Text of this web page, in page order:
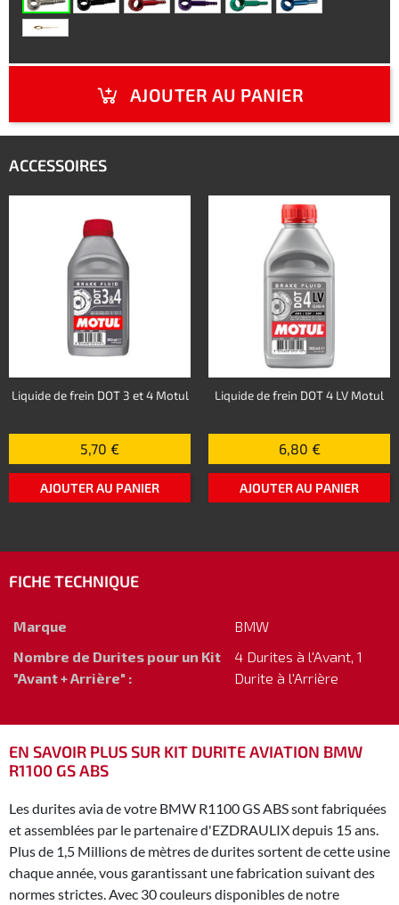
AJOUTER AU PANIER
ACCESSOIRES
Liquide de frein DOT 3 et 4 Motul
5,70 €
AJOUTER AU PANIER
Liquide de frein DOT 4 LV Motul
6,80 €
AJOUTER AU PANIER
FICHE TECHNIQUE
Marque
BMW
Nombre de Durites pour un Kit
"Avant + Arrière" :
4 Durites à l'Avant, 1
Durite à l'Arrière
EN SAVOIR PLUS SUR KIT DURITE AVIATION BMW
R1100 GS ABS
Les durites avia de votre BMW R1100 GS ABS sont fabriquées
et assemblées par le partenaire d'EZDRAULIX depuis 15 ans.
Plus de 1,5 Millions de mètres de durites sortent de cette usine
chaque année, vous garantissant une fabrication suivant des
normes strictes. Avec 30 couleurs disponibles de notre